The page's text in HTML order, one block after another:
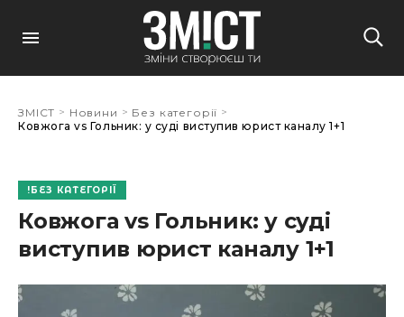
ЗМІСТ > Новини > Без категорії >
Ковжога vs Гольник: у суді виступив юрист каналу 1+1
БЕЗ КАТЕГОРІЇ
Ковжога vs Гольник: у суді
виступив юрист каналу 1+1